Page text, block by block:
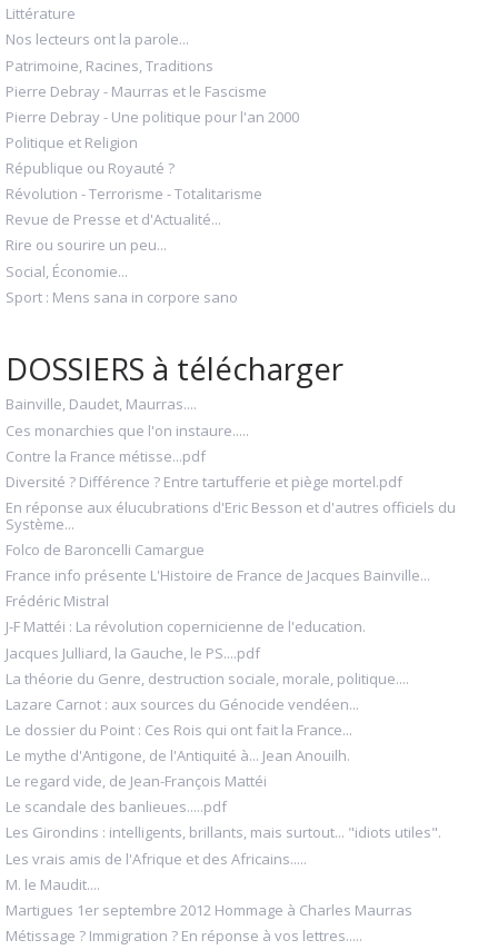
Littérature
Nos lecteurs ont la parole...
Patrimoine, Racines, Traditions
Pierre Debray - Maurras et le Fascisme
Pierre Debray - Une politique pour l'an 2000
Politique et Religion
République ou Royauté ?
Révolution - Terrorisme - Totalitarisme
Revue de Presse et d'Actualité...
Rire ou sourire un peu...
Social, Économie...
Sport : Mens sana in corpore sano
DOSSIERS à télécharger
Bainville, Daudet, Maurras....
Ces monarchies que l'on instaure.....
Contre la France métisse...pdf
Diversité ? Différence ? Entre tartufferie et piège mortel.pdf
En réponse aux élucubrations d'Eric Besson et d'autres officiels du
Système...
Folco de Baroncelli Camargue
France info présente L'Histoire de France de Jacques Bainville...
Frédéric Mistral
J-F Mattéi : La révolution copernicienne de l'education.
Jacques Julliard, la Gauche, le PS....pdf
La théorie du Genre, destruction sociale, morale, politique....
Lazare Carnot : aux sources du Génocide vendéen...
Le dossier du Point : Ces Rois qui ont fait la France...
Le mythe d'Antigone, de l'Antiquité à... Jean Anouilh.
Le regard vide, de Jean-François Mattéi
Le scandale des banlieues.....pdf
Les Girondins : intelligents, brillants, mais surtout... "idiots utiles".
Les vrais amis de l'Afrique et des Africains.....
M. le Maudit....
Martigues 1er septembre 2012 Hommage à Charles Maurras
Métissage ? Immigration ? En réponse à vos lettres.....